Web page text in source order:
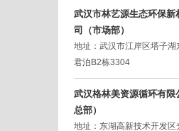
武汉市林艺源生态环保新
司（市场部）
地址：武汉市江岸区塔子湖
君泊B2栋3304
武汉格林美资源循环有限
总部）
地址：东湖高新技术开发区